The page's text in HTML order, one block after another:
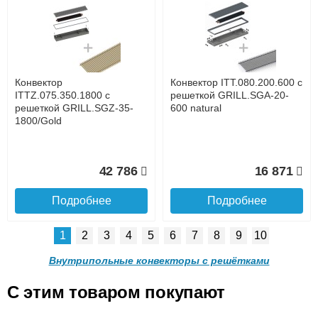
до подъезда
услуга платная
Конвектор ITTL.070.160.800
с решеткой GRILL.SGWL-
16-800 венге.
20 904
Подробнее
Конвектор ITTL.070.160.900
с решеткой GRILL.SGWL-
16-900 венге.
21 495
Конвектор
ITTL.070.160.1000 с
решеткой GRILL.SGWL-16-
Конвектор
ITTL.070.160.1100 с
решеткой GRILL.SGWL-16-
Конвектор
ITTZ.075.350.1800 с
решеткой GRILL.SGZ-35-
1800/Gold
42 786
Подробнее
Конвектор ITT.080.200.600 с
решеткой GRILL.SGA-20-
600 natural
16 871
Подробнее
1 2 3 4 5 6 7 8 9 10
Внутрипольные конвекторы с решётками
C этим товаром покупают